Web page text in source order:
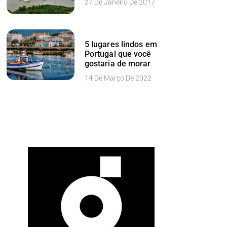
27 De Janeiro De 2017
5 lugares lindos em
Portugal que você
gostaria de morar
14 De Março De 2022